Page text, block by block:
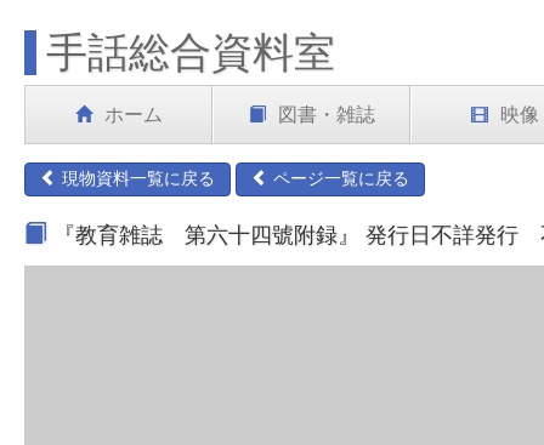
手話総合資料室
ホーム 図書・雑誌 映像
現物資料一覧に戻る ページ一覧に戻る
『教育雑誌 第六十四號附録』 発行日不詳発行